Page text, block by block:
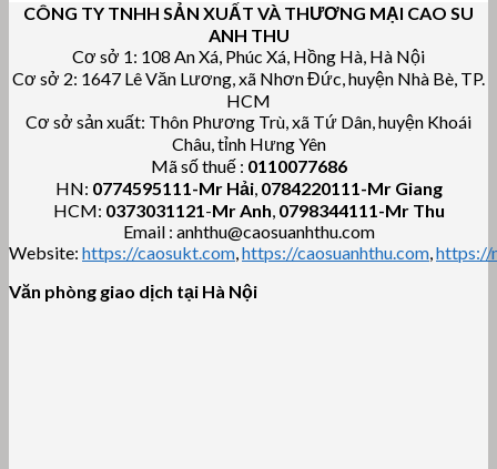
CÔNG TY TNHH SẢN XUẤT VÀ THƯƠNG MẠI CAO SU
ANH THU
Cơ sở 1: 108 An Xá, Phúc Xá, Hồng Hà, Hà Nội
Cơ sở 2: 1647 Lê Văn Lương, xã Nhơn Đức, huyện Nhà Bè, TP.
HCM
Cơ sở sản xuất: Thôn Phương Trù, xã Tứ Dân, huyện Khoái
Châu, tỉnh Hưng Yên
Mã số thuế : 0110077686
HN: 0774595111-Mr Hải, 0784220111-Mr Giang
HCM: 0373031121-Mr Anh, 0798344111-Mr Thu
Email : anhthu@caosuanhthu.com
Website: https://caosukt.com,https://caosuanhthu.com,https://
Văn phòng giao dịch tại Hà Nội